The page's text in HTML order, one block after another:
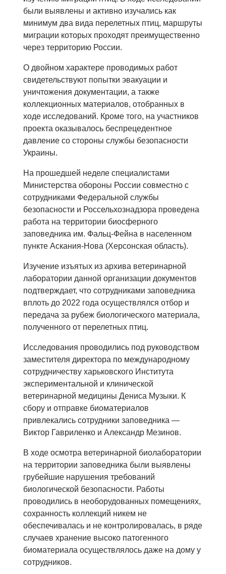
были выявлены и активно изучались как
минимум два вида перелетных птиц, маршруты
миграции которых проходят преимущественно
через территорию России.
О двойном характере проводимых работ
свидетельствуют попытки эвакуации и
уничтожения документации, а также
коллекционных материалов, отобранных в
ходе исследований. Кроме того, на участников
проекта оказывалось беспрецедентное
давление со стороны службы безопасности
Украины.
На прошедшей неделе специалистами
Министерства обороны России совместно с
сотрудниками Федеральной службы
безопасности и Россельхознадзора проведена
работа на территории биосферного
заповедника им. Фальц-Фейна в населенном
пункте Аскания-Нова (Херсонская область).
Изучение изъятых из архива ветеринарной
лаборатории данной организации документов
подтверждает, что сотрудниками заповедника
вплоть до 2022 года осуществлялся отбор и
передача за рубеж биологического материала,
полученного от перелетных птиц.
Исследования проводились под руководством
заместителя директора по международному
сотрудничеству харьковского Института
экспериментальной и клинической
ветеринарной медицины Дениса Музыки. К
сбору и отправке биоматериалов
привлекались сотрудники заповедника —
Виктор Гавриленко и Александр Мезинов.
В ходе осмотра ветеринарной биолаборатории
на территории заповедника были выявлены
грубейшие нарушения требований
биологической безопасности. Работы
проводились в необорудованных помещениях,
сохранность коллекций никем не
обеспечивалась и не контролировалась, в ряде
случаев хранение высоко патогенного
биоматериала осуществлялось даже на дому у
сотрудников.